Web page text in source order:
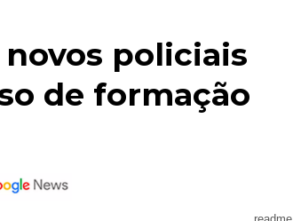
policiais
de formação